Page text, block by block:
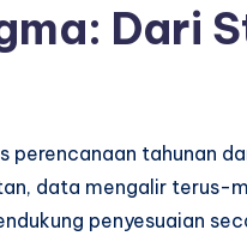
Dari
perencanaan tahunan
data mengalir terus-
penyesuaian